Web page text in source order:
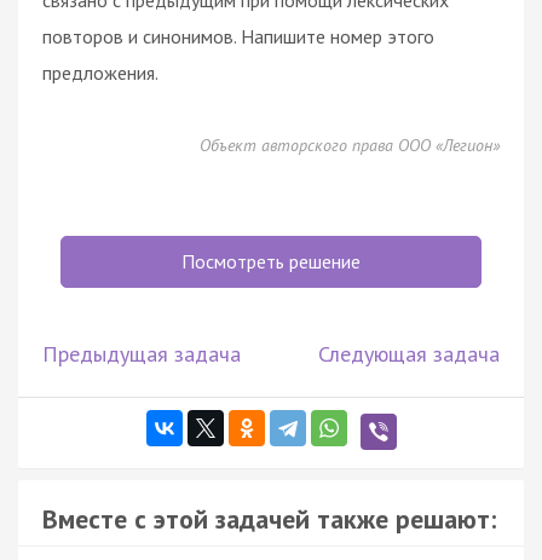
повторов и синонимов. Напишите номер этого
предложения.
Объект авторского права ООО «Легион»
Посмотреть решение
Предыдущая задача Следующая задача
Вместе с этой задачей также решают: